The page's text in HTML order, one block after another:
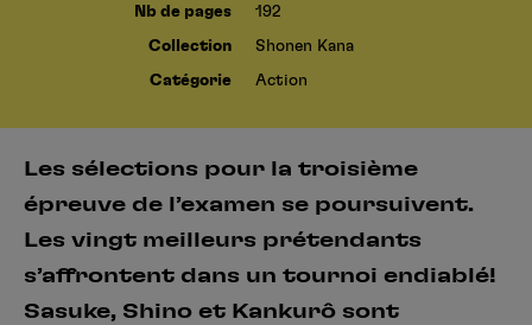
Nb de pages 192
Collection Shonen Kana
Catégorie Action
Les sélections pour la troisième
épreuve de l’examen se poursuivent.
Les vingt meilleurs prétendants
s’affrontent dans un tournoi endiablé!
Sasuke, Shino et Kankurô sont